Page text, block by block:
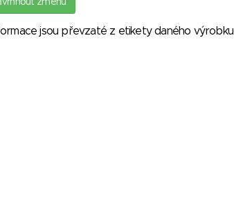
změnu
jsou převzaté z etikety daného výrobku